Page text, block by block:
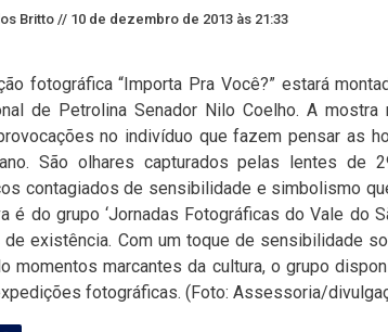
Britto // 10 de dezembro de 2013 às 21:33
fotográfica “Importa Pra Você?” estará
de Petrolina Senador Nilo Coelho. A
no indivíduo que fazem pensar as
São olhares capturados pelas lentes de
contagiados de sensibilidade e simbolismo
é do grupo ‘Jornadas Fotográficas do Vale do
existência. Com um toque de sensibilidade
momentos marcantes da cultura, o grupo
fotográficas. (Foto: Assessoria/